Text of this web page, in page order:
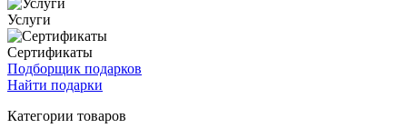
Услуги
Сертификаты
Подборщик подарков
Найти подарки
Категории товаров